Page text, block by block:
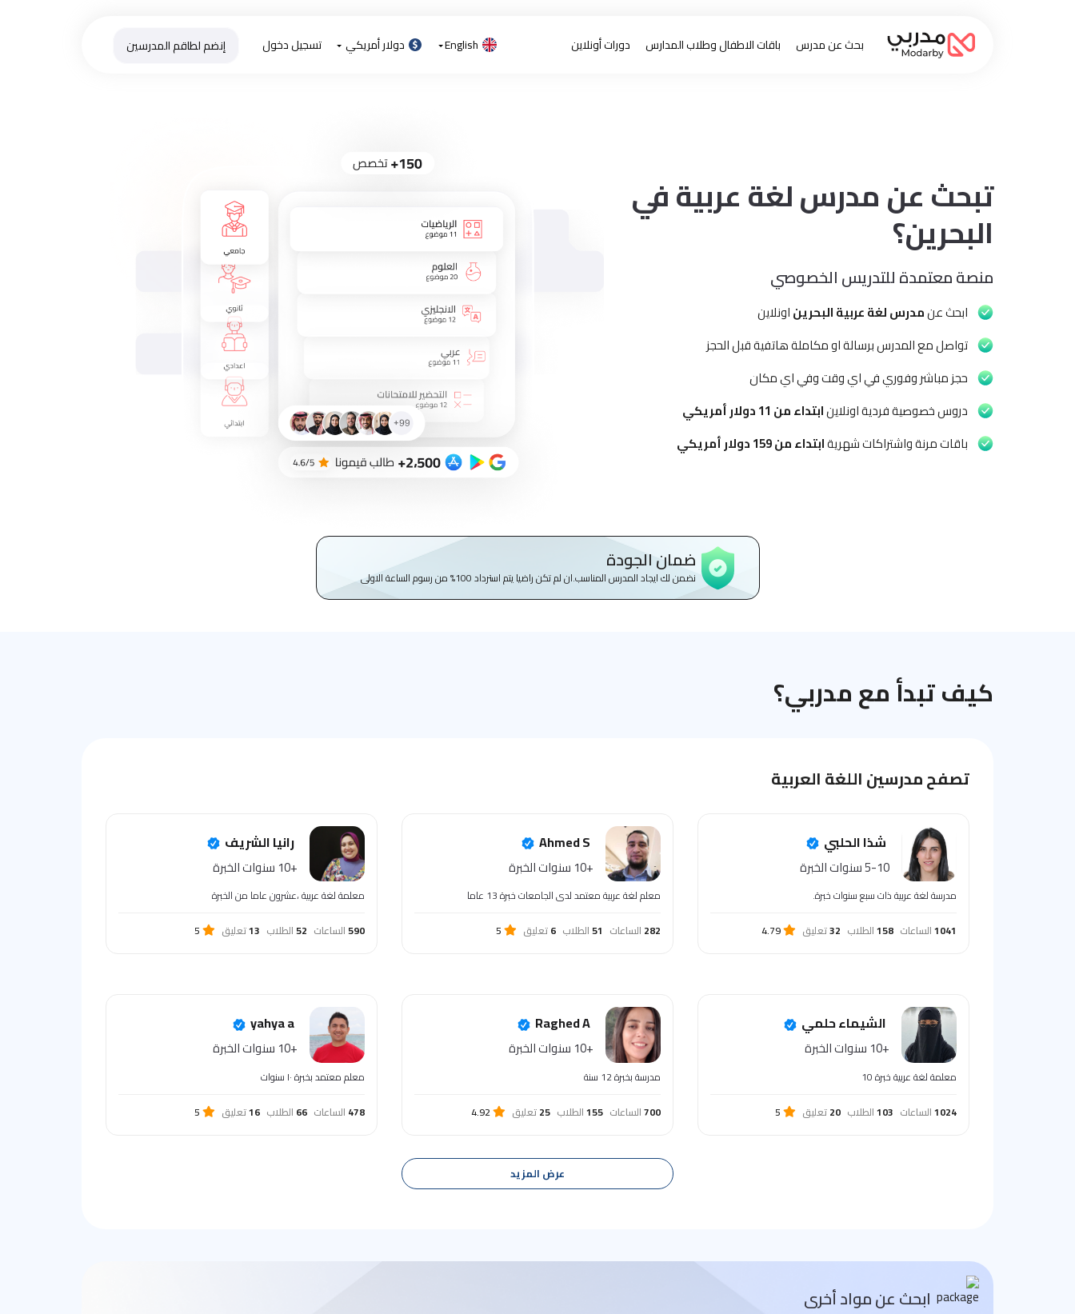
بحث عن مدرس باقات الاطفال وطلاب المدارس دورات أونلاين English دولار أمريكي تسجيل دخول إنضم لطاقم المدرسين
تبحث عن مدرس لغة عربية في
البحرين؟
منصة معتمدة للتدريس الخصوصي
ابحث عنمدرس لغة عربية البحريناونلاين
تواصل مع المدرس برسالة او مكاملة هاتفية قبل الحجز
حجز مباشر وفوري في اي وقت وفي اي مكان
دروس خصوصية فردية اونلاينابتداء من 11 دولار أمريكي
باقات مرنة واشتراكات شهريةابتداء من159 دولار أمريكي
ضمان الجودة
نضمن لك ايجاد المدرس المناسب.ان لم تكن راضيا يتم استرداد 100% من رسوم الساعة الاولى
كيف تبدأ مع مدربي؟
تصفح مدرسين اللغة العربية
شذا الحلبي
5-10 سنوات الخبرة
مدرسة لغة عربية ذات سبع سنوات خبرة.
1041الساعات 158الطلاب 32تعليق 4.79
Ahmed S
+10 سنوات الخبرة
معلم لغة عربية معتمد لدى الجامعات خبرة 13 عاما
282 الساعات 51الطلاب 6تعليق 5
رانيا الشريف
+10 سنوات الخبرة
معلمة لغة عربية ،عشرون عاما من الخبرة
590الساعات 52الطلاب 13تعليق 5
الشيماء حلمي
+10 سنوات الخبرة
معلمة لغة عربية خبرة 10
1024الساعات 103الطلاب 20تعليق 5
Raghed A
+10 سنوات الخبرة
مدرسة بخبرة 12 سنة
700الساعات 155الطلاب 25تعليق 4.92
yahya a
+10 سنوات الخبرة
معلم معتمد بخبرة ١٠ سنوات
478 الساعات 66 الطلاب 16تعليق 5
عرض المزيد
ابحث عن مواد أخرى